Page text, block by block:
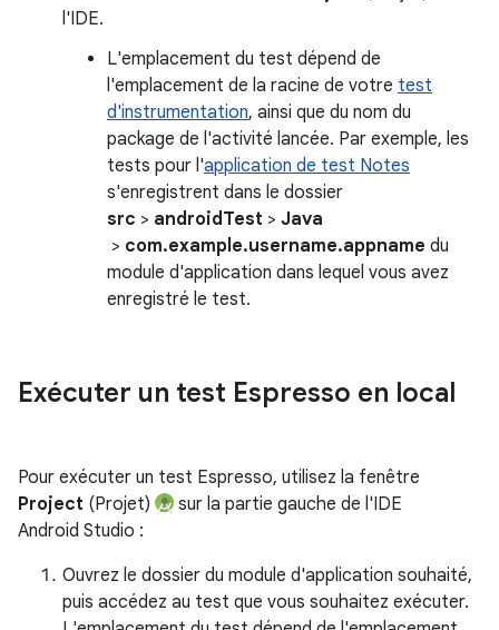
l'IDE.
L'emplacement du test dépend de
l'emplacement de la racine de votre test
d'instrumentation, ainsi que du nom du
package de l'activité lancée. Par exemple, les
tests pour l'application de test Notes
s'enregistrent dans le dossier
src > androidTest > Java
> com.example.username.appname du
module d'application dans lequel vous avez
enregistré le test.
Exécuter un test Espresso en local
Pour exécuter un test Espresso, utilisez la fenêtre
Project (Projet)
sur la partie gauche de l'IDE
Android Studio :
Ouvrez le dossier du module d'application souhaité,
puis accédez au test que vous souhaitez exécuter.